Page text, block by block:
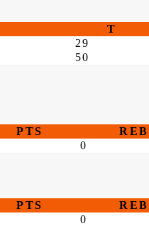
T
29
50
PTS REB
0
PTS REB
0